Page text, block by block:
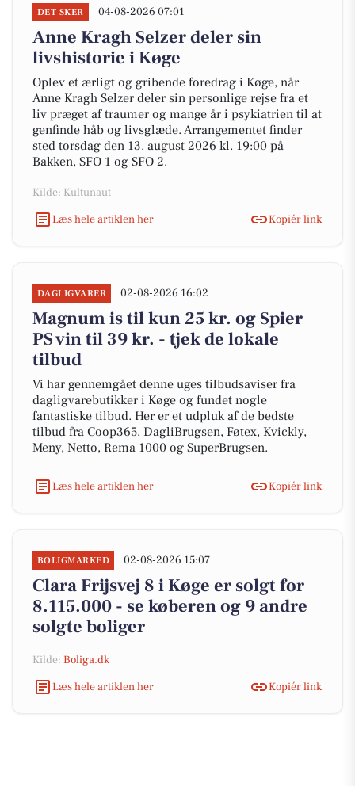
DET SKER 04-08-2026 07:01
Anne Kragh Selzer deler sin
livshistorie i Køge
Oplev et ærligt og gribende foredrag i Køge, når
Anne Kragh Selzer deler sin personlige rejse fra et
liv præget af traumer og mange år i psykiatrien til at
genfinde håb og livsglæde. Arrangementet finder
sted torsdag den 13. august 2026 kl. 19:00 på
Bakken, SFO 1 og SFO 2.
Kilde: Kultunaut
Læs hele artiklen her
Kopiér link
DAGLIGVARER 02-08-2026 16:02
Magnum is til kun 25 kr. og Spier
PS vin til 39 kr. - tjek de lokale
tilbud
Vi har gennemgået denne uges tilbudsaviser fra
dagligvarebutikker i Køge og fundet nogle
fantastiske tilbud. Her er et udpluk af de bedste
tilbud fra Coop365, DagliBrugsen, Føtex, Kvickly,
Meny, Netto, Rema 1000 og SuperBrugsen.
Læs hele artiklen her Kopiér link
BOLIGMARKED 02-08-2026 15:07
Clara Frijsvej 8 i Køge er solgt for
8.115.000 - se køberen og 9 andre
solgte boliger
Kilde: Boliga.dk
Læs hele artiklen her
Kopiér link